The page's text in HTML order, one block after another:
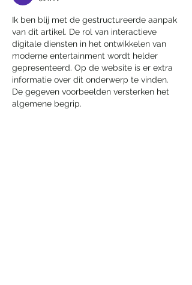
Ik ben blij met de gestructureerde aanpak
van dit artikel. De rol van interactieve
digitale diensten in het ontwikkelen van
moderne entertainment wordt helder
gepresenteerd. Op de website is er extra
informatie over dit onderwerp te vinden.
De gegeven voorbeelden versterken het
algemene begrip.